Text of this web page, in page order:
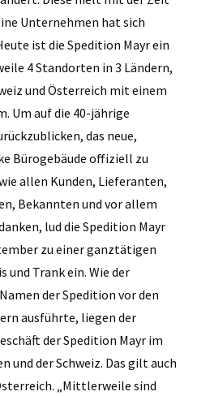
Unternehmen hat sich
ist die Spedition Mayr ein
4 Standorten in 3 Ländern,
und Österreich mit einem
Um auf die 40-jährige
das neue,
Bürogebäude offiziell zu
allen Kunden, Lieferanten,
Bekannten und vor allem
lud die Spedition Mayr
zu einer ganztätigen
und Trank ein. Wie der
der Spedition vor den
ausführte, liegen der
der Spedition Mayr im
und der Schweiz. Das gilt auch
„Mittlerweile sind